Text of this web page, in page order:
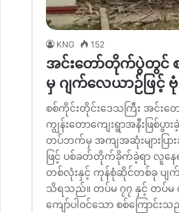
KNG 152
အင်းတော်တိုက်ပွဲတွင်
မှ ဂျက်လေယာဉ်ဖြင့်
စစ်ကိုင်းတိုင်းဒေသကြီး အင်း
ကျွန်းတောကျေးရွာအနီးဖြစ်
တပ်ဘက်မှ အကျအဆုံးများပြာ
ဖြင့် ပစ်ခတ်တိုက်ခိုက်ခဲ့ရာ လူန
တစ်လုံးနှင့် ကုန်စုံဆိုင်တစ်ခု ပျက်စီ
သိရသည်။ တပ်မ ၇၇ နှင့် တပ်မ ၈
ကျော်ပါဝင်သော စစ်ကြောင်